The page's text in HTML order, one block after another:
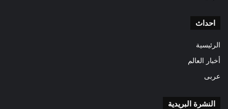
احداث
الرئيسية
أخبار العالم
عربى
النشرة البريدية